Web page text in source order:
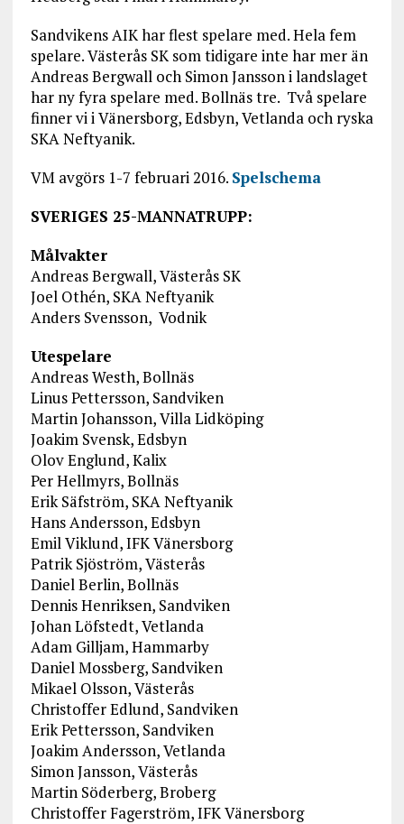
Sandvikens AIK har flest spelare med. Hela fem
spelare. Västerås SK som tidigare inte har mer än
Andreas Bergwall och Simon Jansson i landslaget
har ny fyra spelare med. Bollnäs tre. Två spelare
finner vi i Vänersborg, Edsbyn, Vetlanda och ryska
SKA Neftyanik.
VM avgörs 1-7 februari 2016. Spelschema
SVERIGES 25-MANNATRUPP:
Målvakter
Andreas Bergwall, Västerås SK
Joel Othén, SKA Neftyanik
Anders Svensson, Vodnik
Utespelare
Andreas Westh, Bollnäs
Linus Pettersson, Sandviken
Martin Johansson, Villa Lidköping
Joakim Svensk, Edsbyn
Olov Englund, Kalix
Per Hellmyrs, Bollnäs
Erik Säfström, SKA Neftyanik
Hans Andersson, Edsbyn
Emil Viklund, IFK Vänersborg
Patrik Sjöström, Västerås
Daniel Berlin, Bollnäs
Dennis Henriksen, Sandviken
Johan Löfstedt, Vetlanda
Adam Gilljam, Hammarby
Daniel Mossberg, Sandviken
Mikael Olsson, Västerås
Christoffer Edlund, Sandviken
Erik Pettersson, Sandviken
Joakim Andersson, Vetlanda
Simon Jansson, Västerås
Martin Söderberg, Broberg
Christoffer Fagerström, IFK Vänersborg